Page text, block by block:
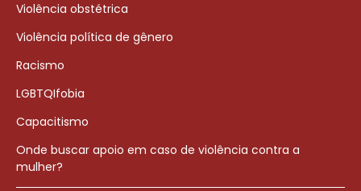
Violência obstétrica
Violência política de gênero
Racismo
LGBTQIfobia
Capacitismo
Onde buscar apoio em caso de violência contra a
mulher?